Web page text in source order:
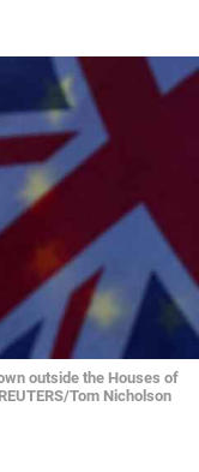
outside the Houses of
Tom Nicholson